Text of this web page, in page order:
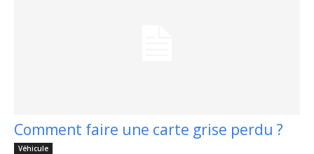
Comment faire une carte grise perdu ?
Véhicule